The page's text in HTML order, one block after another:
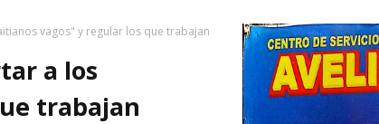
vagos" y regular los que trabajan
a los
trabajan